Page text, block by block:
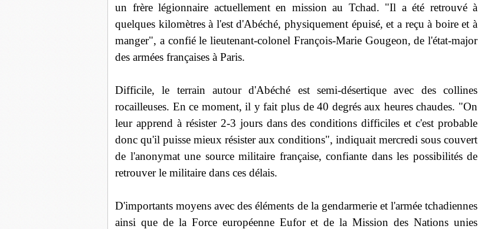
un frère légionnaire actuellement en mission au Tchad. "Il a été retrouvé à
quelques kilomètres à l'est d'Abéché, physiquement épuisé, et a reçu à boire et à
manger", a confié le lieutenant-colonel François-Marie Gougeon, de l'état-major
des armées françaises à Paris.
Difficile, le terrain autour d'Abéché est semi-désertique avec des collines
rocailleuses. En ce moment, il y fait plus de 40 degrés aux heures chaudes. "On
leur apprend à résister 2-3 jours dans des conditions difficiles et c'est probable
donc qu'il puisse mieux résister aux conditions", indiquait mercredi sous couvert
de l'anonymat une source militaire française, confiante dans les possibilités de
retrouver le militaire dans ces délais.
D'importants moyens avec des éléments de la gendarmerie et l'armée tchadiennes
ainsi que de la Force européenne Eufor et de la Mission des Nations unies